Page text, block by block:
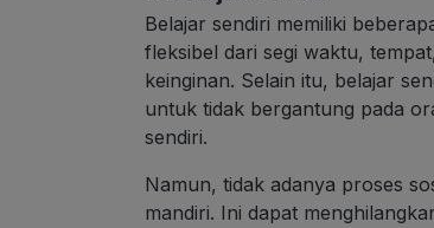
Belajar sendiri memiliki
fleksibel dari segi waktu,
keinginan. Selain itu, belajar
untuk tidak bergantung pada
sendiri.
Namun, tidak adanya proses
mandiri. Ini dapat